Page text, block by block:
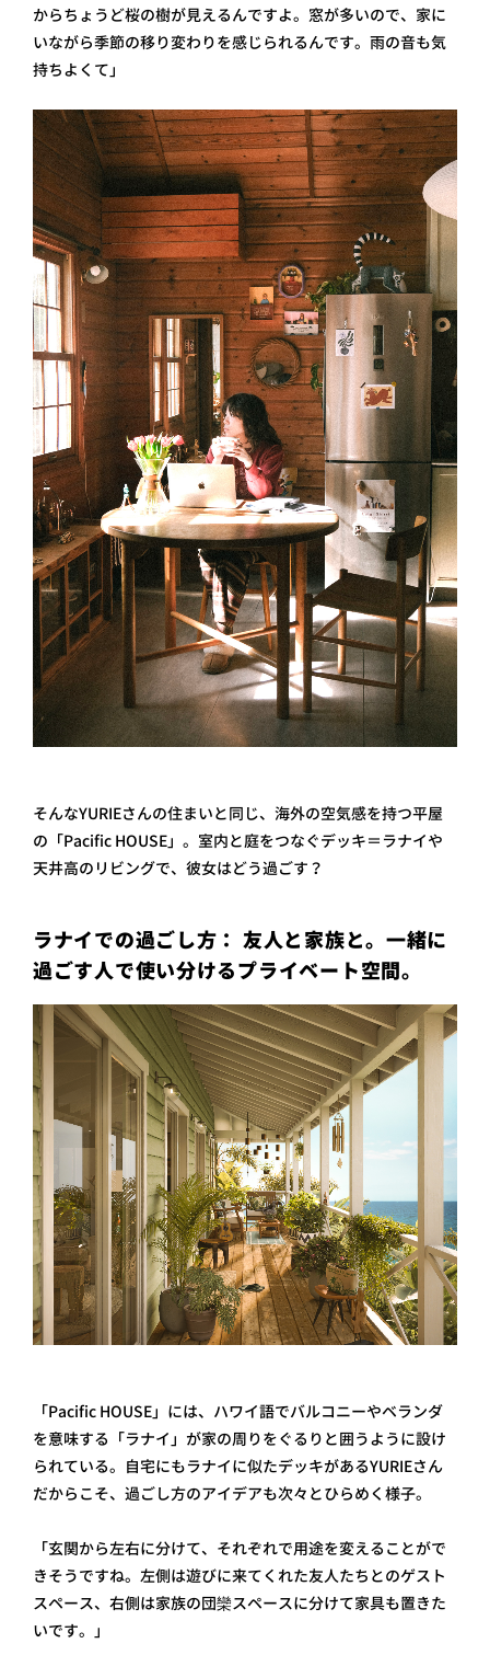
からちょうど桜の樹が見えるんですよ。窓が多いので、家に
いながら季節の移り変わりを感じられるんです。雨の音も気
持ちよくて」
そんなYURIEさんの住まいと同じ、海外の空気感を持つ平屋
の「Pacific HOUSE」。室内と庭をつなぐデッキ＝ラナイや
天井高のリビングで、彼女はどう過ごす？
ラナイでの過ごし方： 友人と家族と。一緒に
過ごす人で使い分けるプライベート空間。
「Pacific HOUSE」には、ハワイ語でバルコニーやベランダ
を意味する「ラナイ」が家の周りをぐるりと囲うように設け
られている。自宅にもラナイに似たデッキがあるYURIEさん
だからこそ、過ごし方のアイデアも次々とひらめく様子。
「玄関から左右に分けて、それぞれで用途を変えることがで
きそうですね。左側は遊びに来てくれた友人たちとのゲスト
スペース、右側は家族の団欒スペースに分けて家具も置きた
いです。」